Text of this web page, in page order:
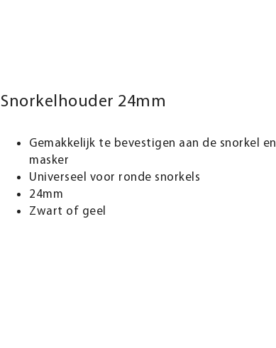
Snorkelhouder 24mm
Gemakkelijk te bevestigen aan de snorkel en
masker
Universeel voor ronde snorkels
24mm
Zwart of geel